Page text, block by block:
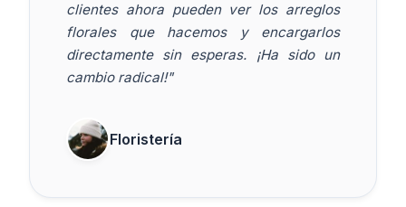
clientes ahora pueden ver los arreglos
florales que hacemos y encargarlos
directamente sin esperas. ¡Ha sido un
cambio radical!"
Floristería